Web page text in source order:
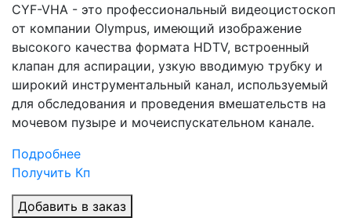
CYF-VHA - это профессиональный видеоцистоскоп
от компании Olympus, имеющий изображение
высокого качества формата HDTV, встроенный
клапан для аспирации, узкую вводимую трубку и
широкий инструментальный канал, используемый
для обследования и проведения вмешательств на
мочевом пузыре и мочеиспускательном канале.
Подробнее
Получить Кп
Добавить в заказ